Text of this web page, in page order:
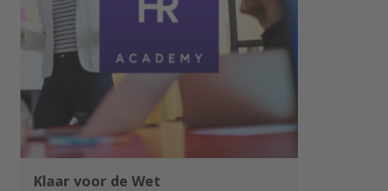
Klaar voor de Wet